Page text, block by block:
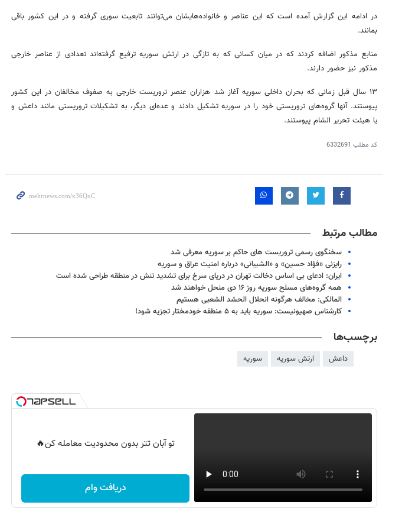
در ادامه این گزارش آمده است که این عناصر و خانواده‌هایشان می‌توانند تابعیت سوری گرفته و در این کشور باقی
بمانند.
منابع مذکور اضافه کردند که در میان کسانی که به تازگی در ارتش سوریه ترفیع گرفته‌اند تعدادی از عناصر خارجی
مذکور نیز حضور دارند.
۱۳ سال قبل زمانی که بحران داخلی سوریه آغاز شد هزاران عنصر تروریست خارجی به صفوف مخالفان در این کشور
پیوستند. آنها گروه‌های تروریستی خود را در سوریه تشکیل دادند و عده‌ای دیگر، به تشکیلات تروریستی مانند داعش و
یا هیئت تحریر الشام پیوستند.
کد مطلب 6332691
مطالب مرتبط
سخنگوی رسمی تروریست های حاکم بر سوریه معرفی شد
رایزنی «فؤاد حسین» و «الشیبانی» درباره امنیت عراق و سوریه
ایران: ادعای بی اساس دخالت تهران در دریای سرخ برای تشدید تنش در منطقه طراحی شده است
همه گروه‌های مسلح سوریه روز ۱۶ دی منحل خواهند شد
المالکی: مخالف هرگونه انحلال الحشد الشعبی هستیم
کارشناس صهیونیست: سوریه باید به ۵ منطقه خودمختار تجزیه شود!
برچسب‌ها
داعش ارتش سوریه سوریه
تو آبان تتر بدون محدودیت معامله کن🔥
دریافت وام روزنامه‌های صبح پنج‌شنبه ۱۵ مرداد ۱۴۰۵ روزنامه‌های ورزشی پنج‌شنبه ۱۵ مرداد ۱۴۰۵